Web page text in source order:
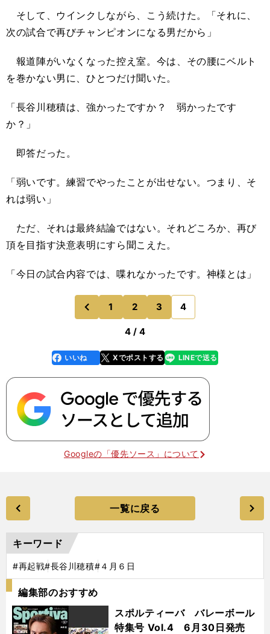
そして、ウインクしながら、こう続けた。「それに、
次の試合で再びチャンピオンになる男だから」
報道陣がいなくなった控え室。今は、その腰にベルト
を巻かない男に、ひとつだけ聞いた。
「長谷川穂積は、強かったですか？ 弱かったです
か？」
即答だった。
「弱いです。練習でやったことが出せない。つまり、そ
れは弱い」
ただ、それは最終結論ではない。それどころか、再び
頂を目指す決意表明にすら聞こえた。
「今日の試合内容では、喋れなかったです。神様とは」
前
のページへ
1 2 3 4
4 / 4
faceboo
k
いいね Xでポストする
line LINEで送る
Googleの「優先ソース」について
一覧に戻る
キーワード
#再起戦#長谷川穂積#４月６日
編集部のおすすめ
スポルティーバ バレーボール
特集号 Vol.4 6月30日発売